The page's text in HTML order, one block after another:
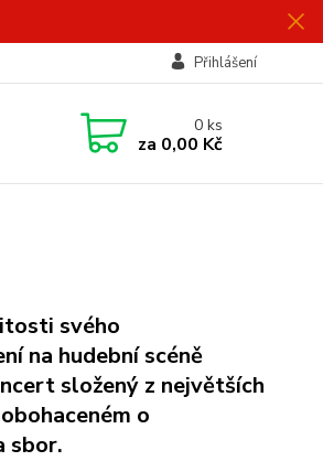
Přihlášení
0ks
za 0,00 Kč
svého
na hudební scéně
složený z největších
o
sbor.